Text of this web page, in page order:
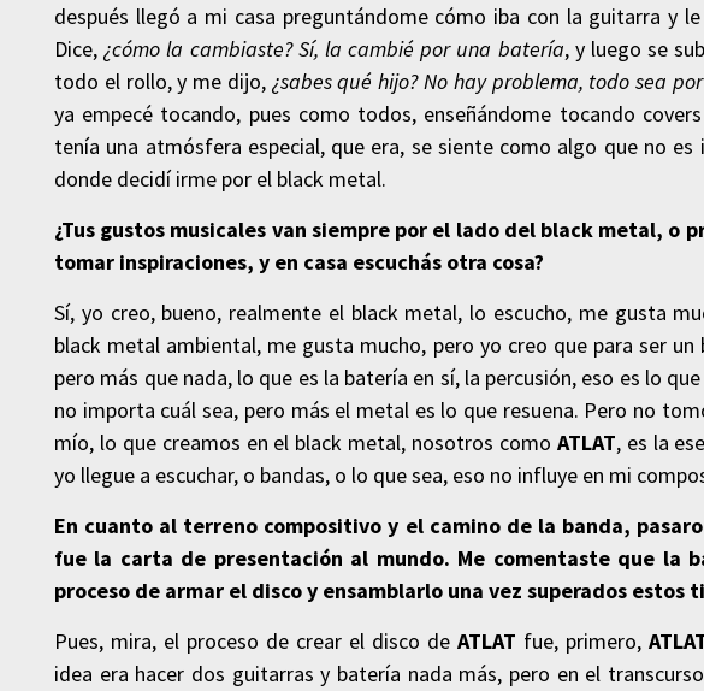
después llegó a mi casa preguntándome cómo iba con la guitarra y
Dice, ¿cómo la cambiaste? Sí, la cambié por una batería, y luego se
todo el rollo, y me dijo, ¿sabes qué hijo? No hay problema, todo sea
ya empecé tocando, pues como todos, enseñándome tocando
tenía una atmósfera especial, que era, se siente como algo que no
donde decidí irme por el black metal.
¿Tus gustos musicales van siempre por el lado del black metal, o
tomar inspiraciones, y en casa escuchás otra cosa?
Sí, yo creo, bueno, realmente el black metal, lo escucho, me gusta
black metal ambiental, me gusta mucho, pero yo creo que para ser
pero más que nada, lo que es la batería en sí, la percusión, eso es lo
no importa cuál sea, pero más el metal es lo que resuena. Pero no
mío, lo que creamos en el black metal, nosotros como ATLAT, es la
yo llegue a escuchar, o bandas, o lo que sea, eso no influye en mi
En cuanto al terreno compositivo y el camino de la banda,
fue la carta de presentación al mundo. Me comentaste que la
proceso de armar el disco y ensamblarlo una vez superados estos
Pues, mira, el proceso de crear el disco de ATLAT fue, primero,
idea era hacer dos guitarras y batería nada más, pero en el